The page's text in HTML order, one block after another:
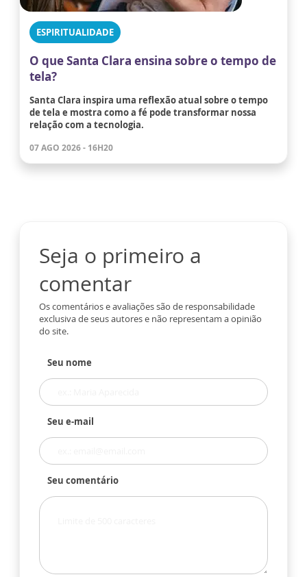
ESPIRITUALIDADE
O que Santa Clara ensina sobre o tempo de
tela?
Santa Clara inspira uma reflexão atual sobre o tempo
de tela e mostra como a fé pode transformar nossa
relação com a tecnologia.
07 AGO 2026 - 16H20
Seja o primeiro a
comentar
Os comentários e avaliações são de responsabilidade
exclusiva de seus autores e não representam a opinião
do site.
Seu nome
Seu e-mail
Seu comentário